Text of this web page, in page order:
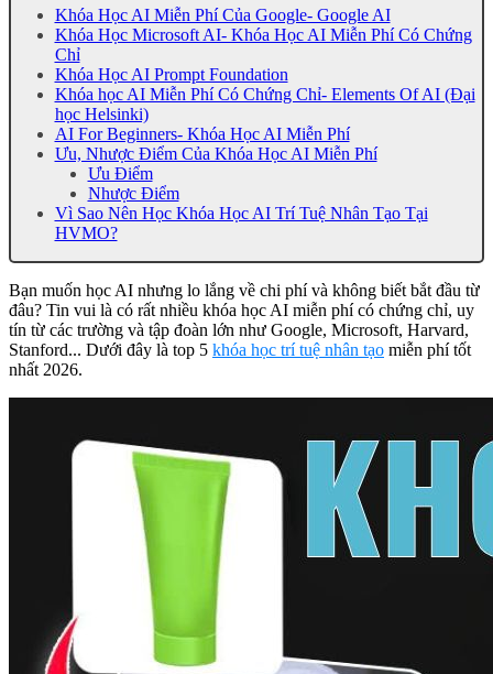
Khóa Học AI Miễn Phí Của Google- Google AI
Khóa Học Microsoft AI- Khóa Học AI Miễn Phí Có Chứng
Chỉ
Khóa Học AI Prompt Foundation
Khóa học AI Miễn Phí Có Chứng Chỉ- Elements Of AI (Đại
học Helsinki)
AI For Beginners- Khóa Học AI Miễn Phí
Ưu, Nhược Điểm Của Khóa Học AI Miễn Phí
Ưu Điểm
Nhược Điểm
Vì Sao Nên Học Khóa Học AI Trí Tuệ Nhân Tạo Tại
HVMO?
Bạn muốn học AI nhưng lo lắng về chi phí và không biết bắt đầu từ
đâu? Tin vui là có rất nhiều khóa học AI miễn phí có chứng chỉ, uy
tín từ các trường và tập đoàn lớn như Google, Microsoft, Harvard,
Stanford... Dưới đây là top 5 khóa học trí tuệ nhân tạo miễn phí tốt
nhất 2026.